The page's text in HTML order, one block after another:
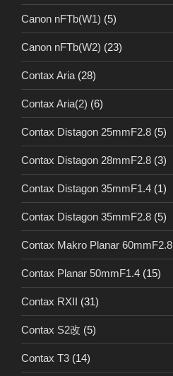
Canon nFTb(W1) (5)
Canon nFTb(W2) (23)
Contax Aria (28)
Contax Aria(2) (6)
Contax Distagon 25mmF2.8 (5)
Contax Distagon 28mmF2.8 (3)
Contax Distagon 35mmF1.4 (1)
Contax Distagon 35mmF2.8 (5)
Contax Makro Planar 60mmF2.8
Contax Planar 50mmF1.4 (15)
Contax RXII (31)
Contax S2改 (5)
Contax T3 (14)